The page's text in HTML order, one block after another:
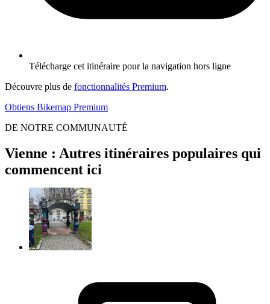
Télécharge cet itinéraire pour la navigation hors ligne
Découvre plus de fonctionnalités Premium.
Obtiens Bikemap Premium
DE NOTRE COMMUNAUTÉ
Vienne : Autres itinéraires populaires qui
commencent ici